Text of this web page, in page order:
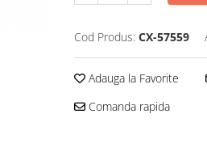
Cod Produs: CX-57559
Adauga la Favorite
Comanda rapida